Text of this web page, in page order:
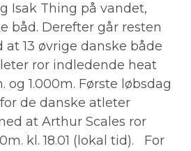
Isak Thing på vandet,
båd. Derefter går resten
13 øvrige danske både
ror indledende heat
og 1.000m. Første løbsdag
de danske atleter
at Arthur Scales ror
kl. 18.01 (lokal tid). For